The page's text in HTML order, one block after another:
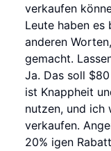
verkaufen
Leute haben es
anderen
gemacht.
Ja. Das soll
ist Knappheit
nutzen, und ich
verkaufen.
20% igen